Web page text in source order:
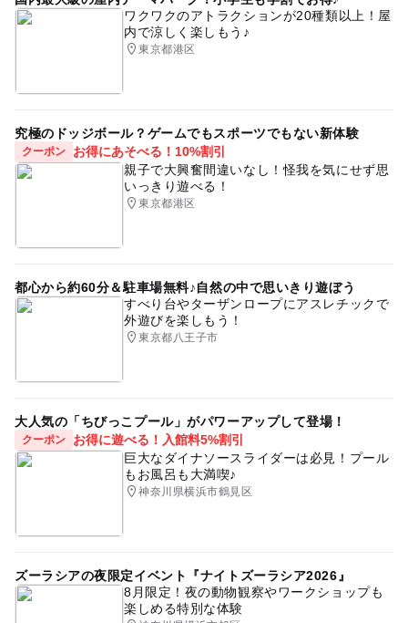
ワクワクのアトラクションが20種類以上！屋
内で涼しく楽しもう♪
東京都港区
究極のドッジボール？ゲームでもスポーツでもない新体験
クーポン
お得にあそべる！10%割引
親子で大興奮間違いなし！怪我を気にせず思
いっきり遊べる！
東京都港区
都心から約60分＆駐車場無料♪自然の中で思いきり遊ぼう
すべり台やターザンロープにアスレチックで
外遊びを楽しもう！
東京都八王子市
大人気の「ちびっこプール」がパワーアップして登場！
クーポン
お得に遊べる！入館料5%割引
巨大なダイナソースライダーは必見！プール
もお風呂も大満喫♪
神奈川県横浜市鶴見区
ズーラシアの夜限定イベント『ナイトズーラシア2026』
8月限定！夜の動物観察やワークショップも
楽しめる特別な体験